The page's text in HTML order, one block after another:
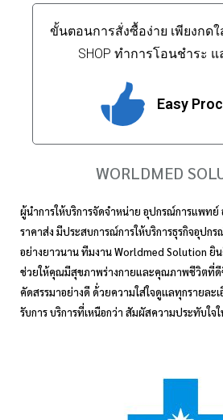
ขั้นตอนการสั่งซื้อง่าย เพียงกดใ
SHOP ทำการโอนชำระ
Easy
WORLDMED
ผู้นำการให้บริการจัดจำหน่าย อุปกรณ์การแพทย์
ราคาส่ง มีประสบการณ์การให้บริการธุรกิจอุปก
อย่างยาวนาน ทีมงาน Worldmed Solution ยิ
ช่วยให้คุณมีสุขภาพร่างกายและคุณภาพชีวิตที่
คัดสรรมาอย่างดี ด้่วยความใส่ใจดูเเลทุกรายละ
รับการ บริการที่เหนือกว่า สัมผัสความประทับใจใ